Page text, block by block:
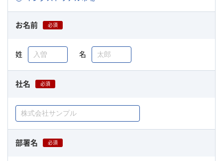
お名前 必須
姓 名
社名 必須
部署名 必須